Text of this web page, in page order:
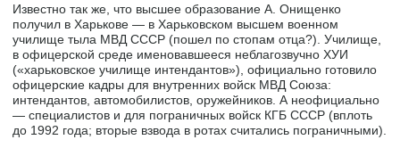
Известно так же, что высшее образование А. Онищенко
получил в Харькове — в Харьковском высшем военном
училище тыла МВД СССР (пошел по стопам отца?). Училище,
в офицерской среде именовавшееся неблагозвучно ХУИ
(«харьковское училище интендантов»), официально готовило
офицерские кадры для внутренних войск МВД Союза:
интендантов, автомобилистов, оружейников. А неофициально
— специалистов и для пограничных войск КГБ СССР (вплоть
до 1992 года; вторые взвода в ротах считались пограничными).